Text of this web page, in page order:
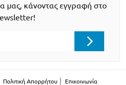
μας, κάνοντας εγγραφή στο
Πολιτική Απορρήτου Επικοινωνία